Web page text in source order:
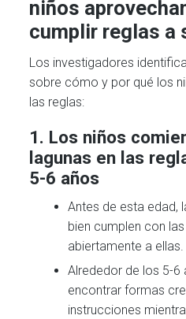
niños
cumplir reglas a
Los investigadores
sobre cómo y por qué los
las reglas:
1. Los niños
lagunas en las
5-6 años
Antes de esta edad,
bien cumplen con
abiertamente a ellas.
Alrededor de los 5-6
encontrar formas
instrucciones